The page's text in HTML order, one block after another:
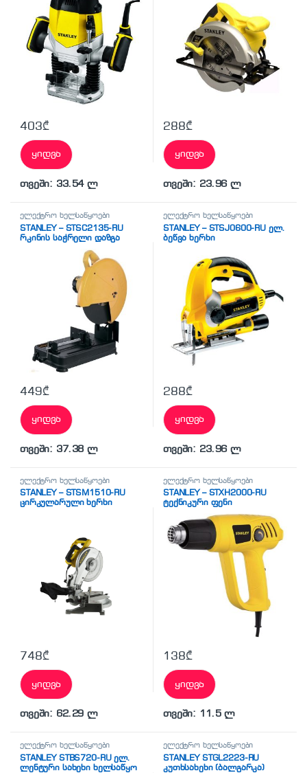
403₾
ყიდვა
თვეში: 33.54 ლ
288₾
ყიდვა
თვეში: 23.96 ლ
ელექტრო ხელსაწყოები
STANLEY – STSC2135-RU
რკინის საჭრელი დაზგა
449₾
ყიდვა
თვეში: 37.38 ლ
ელექტრო ხელსაწყოები
STANLEY – STSJ0600-RU ელ.
ბეწვა ხერხი
288₾
ყიდვა
თვეში: 23.96 ლ
ელექტრო ხელსაწყოები
STANLEY – STSM1510-RU
ცირკულარული ხერხი
748₾
ყიდვა
თვეში: 62.29 ლ
ელექტრო ხელსაწყოები
STANLEY – STXH2000-RU
ტექნიკური ფენი
138₾
ყიდვა
თვეში: 11.5 ლ
ელექტრო ხელსაწყოები
STANLEY STBS720-RU ელ.
ლენტური სახეხი ხელსაწყო
ელექტრო ხელსაწყოები
STANLEY STGL2223-RU
კუთხსახეხი (ბალგარკა)